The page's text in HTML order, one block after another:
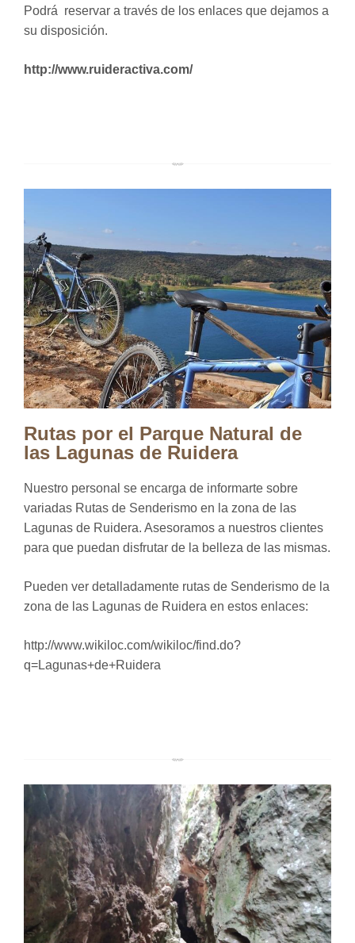
Podrá reservar a través de los enlaces que dejamos a
su disposición.
http://www.ruideractiva.com/
Rutas por el Parque Natural de
las Lagunas de Ruidera
Nuestro personal se encarga de informarte sobre
variadas Rutas de Senderismo en la zona de las
Lagunas de Ruidera. Asesoramos a nuestros clientes
para que puedan disfrutar de la belleza de las mismas.
Pueden ver detalladamente rutas de Senderismo de la
zona de las Lagunas de Ruidera en estos enlaces:
http://www.wikiloc.com/wikiloc/find.do?
q=Lagunas+de+Ruidera